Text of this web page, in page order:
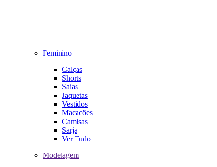
Feminino
Calças
Shorts
Saias
Jaquetas
Vestidos
Macacões
Camisas
Sarja
Ver Tudo
Modelagem